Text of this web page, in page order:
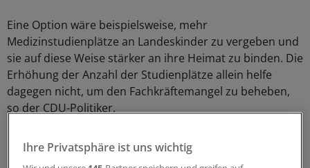
Eine Option wäre beispielsweise, mehr
Medizinstudienplätze an Landeskinder zu vergeben und
sie auf diese Weise stärker an ihre Heimat zu binden. Die
Erhöhung der Anzahl der Studienplätze allein helfe
dagegen nicht, um den Fachkräftemangel zu beheben,
so der CDU-Politiker.
Neben der Gesundheitsversorgung wollen die
Regierungschefs in Berlin auch über die Themen
Ihre Privatsphäre ist uns wichtig